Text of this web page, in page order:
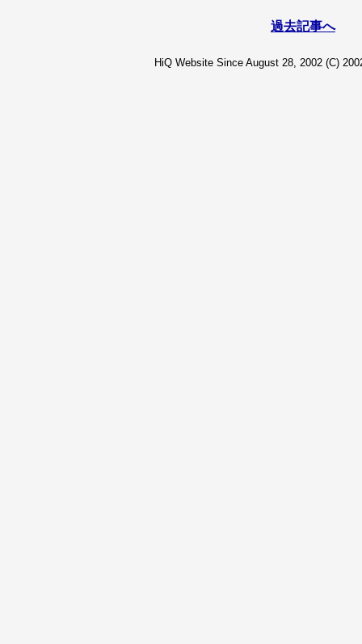
過去記事へ
HiQ Website Since August 28, 2002 (C)